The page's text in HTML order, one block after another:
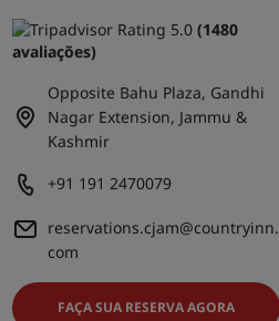
(1480
avaliações)
Opposite Bahu Plaza, Gandhi
Nagar Extension, Jammu &
Kashmir
+91 191 2470079
reservations.cjam@countryinn.
com
FAÇA SUA RESERVA AGORA